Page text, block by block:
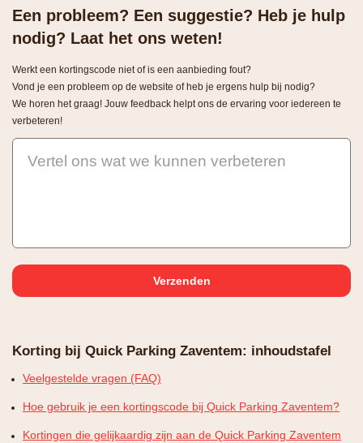
Een probleem? Een suggestie? Heb je hulp
nodig? Laat het ons weten!
Werkt een kortingscode niet of is een aanbieding fout?
Vond je een probleem op de website of heb je ergens hulp bij nodig?
We horen het graag! Jouw feedback helpt ons de ervaring voor iedereen te
verbeteren!
Vertel ons wat we kunnen verbeteren
Korting bij Quick Parking Zaventem: inhoudstafel
Veelgestelde vragen (FAQ)
Hoe gebruik je een kortingscode bij Quick Parking Zaventem?
Kortingen die gelijkaardig zijn aan de Quick Parking Zaventem